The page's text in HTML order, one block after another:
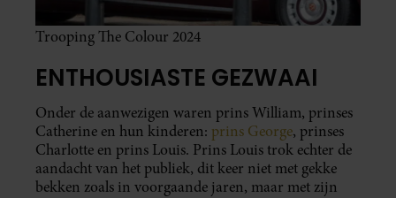
Trooping The Colour 2024
ENTHOUSIASTE GEZWAAI
Onder de aanwezigen waren prins William, prinses
Catherine en hun kinderen: prins George, prinses
Charlotte en prins Louis. Prins Louis trok echter de
aandacht van het publiek, dit keer niet met gekke
bekken zoals in voorgaande jaren, maar met zijn